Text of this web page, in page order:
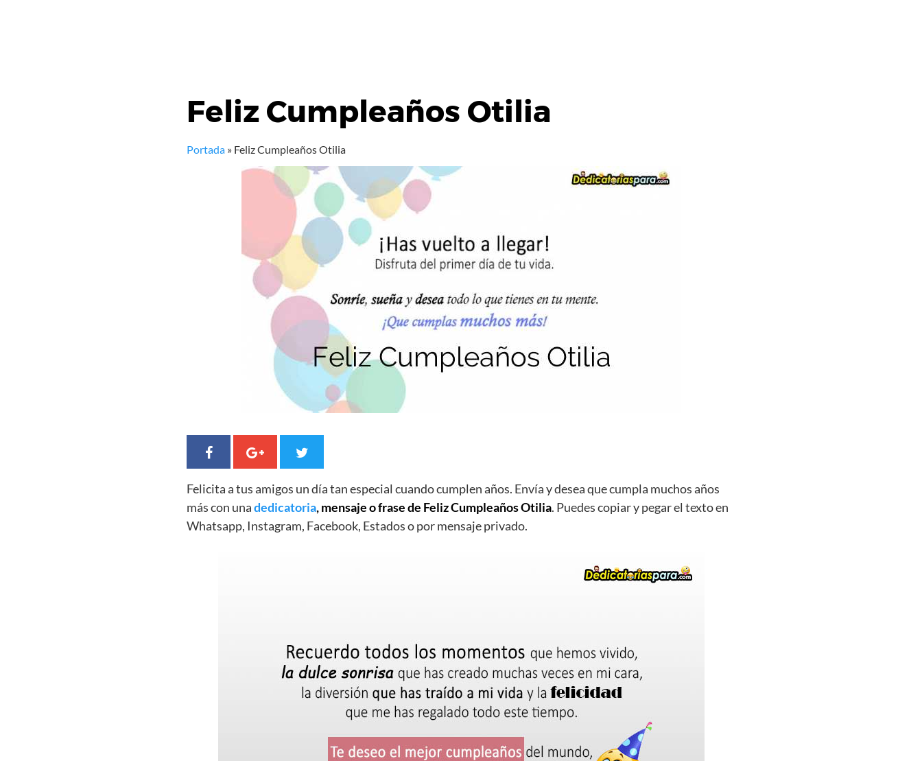
Feliz Cumpleaños Otilia
Portada » Feliz Cumpleaños Otilia
Felicita a tus amigos un día tan especial cuando cumplen años. Envía y desea que cumpla muchos años
más con unadedicatoria, mensaje o frase de Feliz Cumpleaños Otilia. Puedes copiar y pegar el texto en
Whatsapp, Instagram, Facebook, Estados o por mensaje privado.